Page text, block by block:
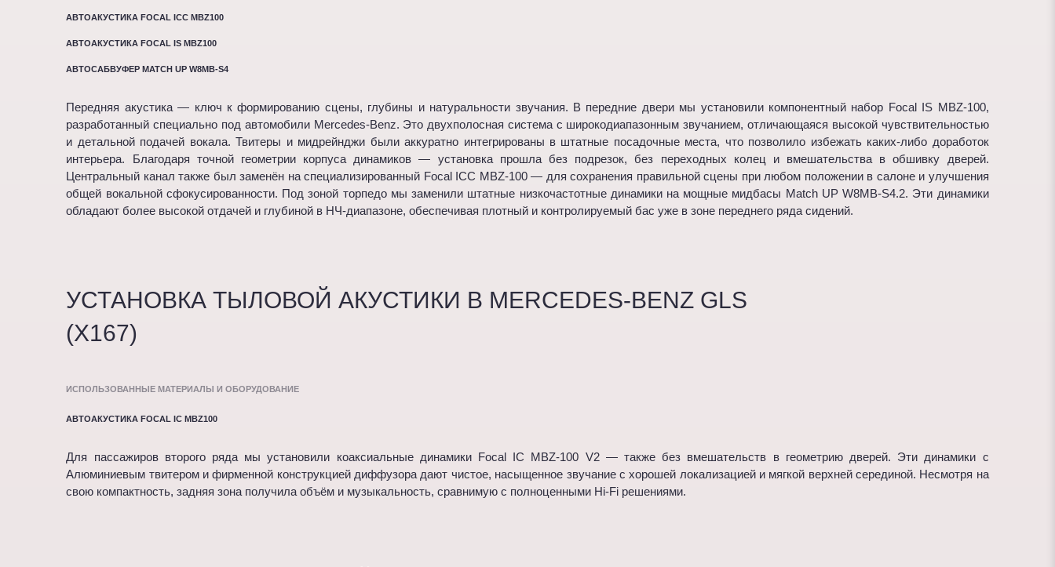
АВТОАКУСТИКА FOCAL ICC MBZ100
АВТОАКУСТИКА FOCAL IS MBZ100
АВТОСАБВУФЕР MATCH UP W8MB-S4
Передняя акустика — ключ к формированию сцены, глубины и натуральности звучания. В передние двери мы установили компонентный набор Focal IS MBZ-100,
разработанный специально под автомобили Mercedes-Benz. Это двухполосная система с широкодиапазонным звучанием, отличающаяся высокой чувствительностью
и детальной подачей вокала. Твитеры и мидрейнджи были аккуратно интегрированы в штатные посадочные места, что позволило избежать каких-либо доработок
интерьера. Благодаря точной геометрии корпуса динамиков — установка прошла без подрезок, без переходных колец и вмешательства в обшивку дверей.
Центральный канал также был заменён на специализированный Focal ICC MBZ-100 — для сохранения правильной сцены при любом положении в салоне и улучшения
общей вокальной сфокусированности. Под зоной торпедо мы заменили штатные низкочастотные динамики на мощные мидбасы Match UP W8MB-S4.2. Эти динамики
обладают более высокой отдачей и глубиной в НЧ-диапазоне, обеспечивая плотный и контролируемый бас уже в зоне переднего ряда сидений.
УСТАНОВКА ТЫЛОВОЙ АКУСТИКИ В MERCEDES-BENZ GLS
(X167)
ИСПОЛЬЗОВАННЫЕ МАТЕРИАЛЫ И ОБОРУДОВАНИЕ
АВТОАКУСТИКА FOCAL IC MBZ100
Для пассажиров второго ряда мы установили коаксиальные динамики Focal IC MBZ-100 V2 — также без вмешательств в геометрию дверей. Эти динамики с
Алюминиевым твитером и фирменной конструкцией диффузора дают чистое, насыщенное звучание с хорошей локализацией и мягкой верхней серединой. Несмотря на
свою компактность, задняя зона получила объём и музыкальность, сравнимую с полноценными Hi-Fi решениями.